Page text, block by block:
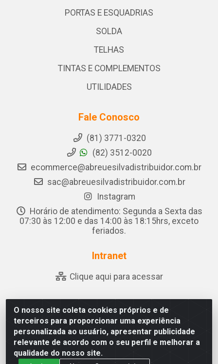
O nosso site coleta cookies próprios e de
terceiros para proporcionar uma experiência
personalizada ao usuário, apresentar publicidade
relevante de acordo com o seu perfil e melhorar a
qualidade do nosso site.
PORTAS E ESQUADRIAS
SOLDA
TELHAS
TINTAS E COMPLEMENTOS
UTILIDADES
Fale Conosco
(81) 3771-0320
(82) 3512-0020
ecommerce@abreuesilvadistribuidor.com.br
sac@abreuesilvadistribuidor.com.br
Instagram
Horário de atendimento: Segunda a Sexta das
07:30 às 12:00 e das 14:00 às 18:15hrs, exceto
feriados.
Intranet
Clique aqui para acessar
Abreu & Silva - Rua Padre Jose de Souza Leite, 265 - Ariado,
Olho D'Água das Flores/AL - CEP 57.442-000 - CNPJ
04.790.656/0001-06